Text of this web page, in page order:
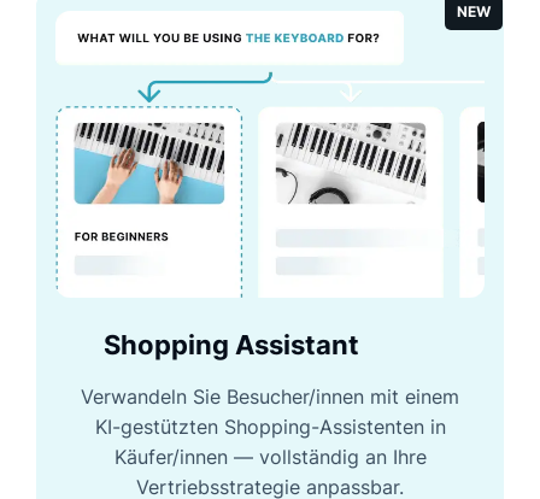
NEW
Shopping Assistant
Verwandeln Sie Besucher/innen mit einem
KI-gestützten Shopping-Assistenten in
Käufer/innen — vollständig an Ihre
Vertriebsstrategie anpassbar.